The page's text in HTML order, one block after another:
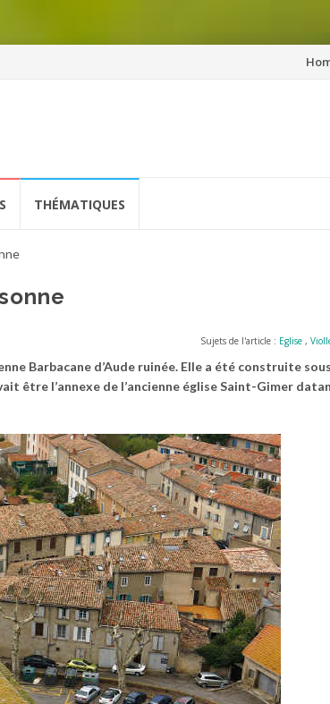
Aller
THÉMATIQUES
Sujets de l'article : Eglise ,
Barbacane d’Aude ruinée. Elle a été construite
être l’annexe de l’ancienne église Saint-Gimer